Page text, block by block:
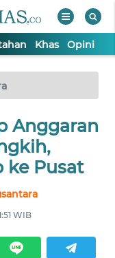
Khas Opini
Anggaran
ke Pusat
WIB